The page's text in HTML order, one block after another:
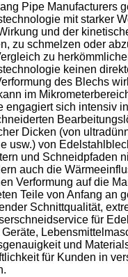
Pipe Manufacturers
mit starker
und der
zu schmelzen oder
zu
keinen
des Blechs
im
engagiert sich intensiv
Dicken (von
usw.) von
und Schneidpfaden
auch die
Verformung auf die
Teile von Anfang an
Schnittqualität,
für
und
für Kunden in